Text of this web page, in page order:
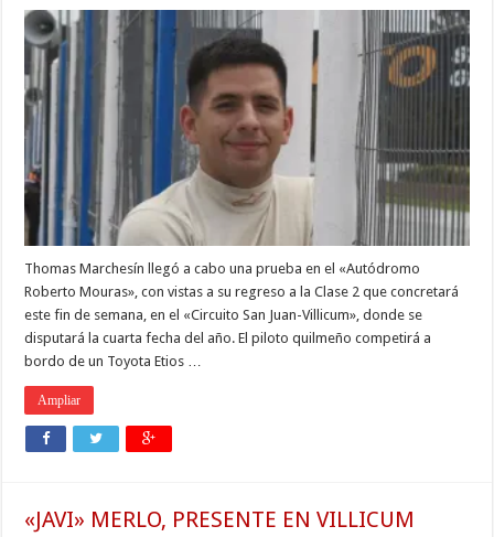
Thomas Marchesín llegó a cabo una prueba en el «Autódromo
Roberto Mouras», con vistas a su regreso a la Clase 2 que concretará
este fin de semana, en el «Circuito San Juan-Villicum», donde se
disputará la cuarta fecha del año. El piloto quilmeño competirá a
bordo de un Toyota Etios …
Ampliar
«JAVI» MERLO, PRESENTE EN VILLICUM